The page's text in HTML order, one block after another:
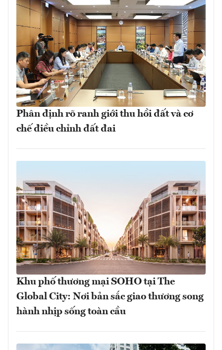
Phân định rõ ranh giới thu hồi đất và cơ
chế điều chỉnh đất đai
Khu phố thương mại SOHO tại The
Global City: Nơi bản sắc giao thương song
hành nhịp sống toàn cầu